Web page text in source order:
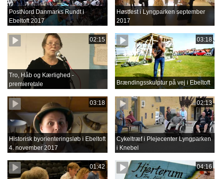
PostNord Danmarks Rundt i
Ebeltoft 2017
Høstfest i Lyngparken september
2017
02:15
Tro, Håb og Kærlighed -
premieretale
03:18
Brændingsskulptur på vej i Ebeltoft
03:18
Historisk byorienteringsløb i Ebeltoft
4. november 2017
02:13
Cykeltræf i Plejecenter Lyngparken
i Knebel
01:42 04:16